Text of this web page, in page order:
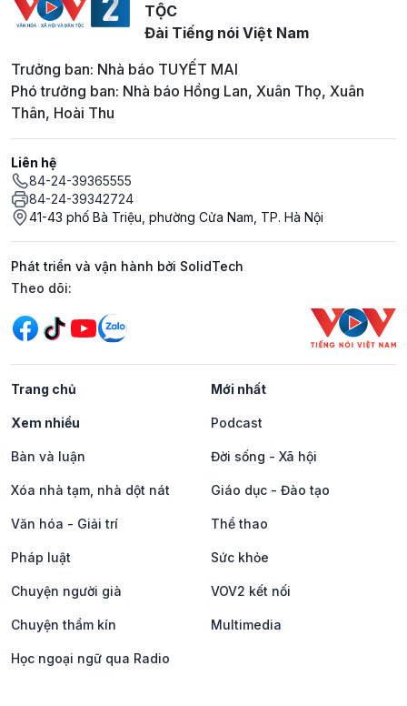
TỘC
Đài Tiếng nói Việt Nam
Trưởng ban: Nhà báo TUYẾT MAI
Phó trưởng ban: Nhà báo Hồng Lan, Xuân Thọ, Xuân
Thân, Hoài Thu
Liên hệ
84-24-39365555
84-24-39342724
41-43 phố Bà Triệu, phường Cửa Nam, TP. Hà Nội
Phát triển và vận hành bởi SolidTech
Mạng xã hội
Theo dõi:
Trang chủ Mới nhất
Xem nhiều Podcast
Bàn và luận Đời sống - Xã hội
Xóa nhà tạm, nhà dột nát Giáo dục - Đào tạo
Văn hóa - Giải trí Thể thao
Pháp luật Sức khỏe
Chuyện người già VOV2 kết nối
Chuyện thầm kín Multimedia
Học ngoại ngữ qua Radio